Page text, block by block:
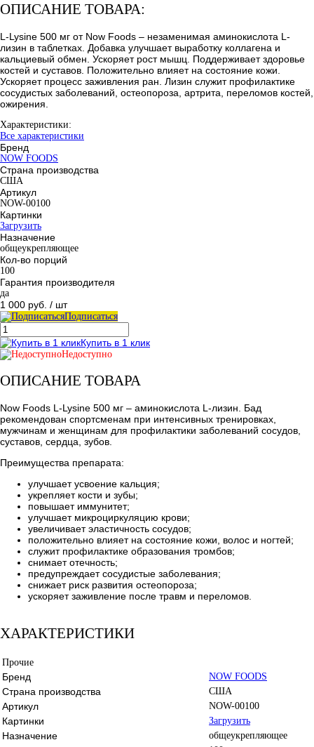
ОПИСАНИЕ ТОВАРА:
L-Lysine 500 мг от Now Foods – незаменимая аминокислота L-
лизин в таблетках. Добавка улучшает выработку коллагена и
кальциевый обмен. Ускоряет рост мышц. Поддерживает здоровье
костей и суставов. Положительно влияет на состояние кожи.
Ускоряет процесс заживления ран. Лизин служит профилактике
сосудистых заболеваний, остеопороза, артрита, переломов костей,
ожирения.
Характеристики:
Все характеристики
Бренд
NOW FOODS
Страна производства
США
Артикул
NOW-00100
Картинки
Загрузить
Назначение
общеукрепляющее
Кол-во порций
100
Гарантия производителя
да
1 000 руб. / шт
Подписаться
Купить в 1 клик
Недоступно
ОПИСАНИЕ ТОВАРА
Now Foods L-Lysine 500 мг – аминокислота L-лизин. Бад
рекомендован спортсменам при интенсивных тренировках,
мужчинам и женщинам для профилактики заболеваний сосудов,
суставов, сердца, зубов.
Преимущества препарата:
улучшает усвоение кальция;
укрепляет кости и зубы;
повышает иммунитет;
улучшает микроциркуляцию крови;
увеличивает эластичность сосудов;
положительно влияет на состояние кожи, волос и ногтей;
служит профилактике образования тромбов;
снимает отечность;
предупреждает сосудистые заболевания;
снижает риск развития остеопороза;
ускоряет заживление после травм и переломов.
ХАРАКТЕРИСТИКИ
Прочие
Бренд NOW FOODS
Страна производства США
Артикул NOW-00100
Картинки Загрузить
Назначение общеукрепляющее